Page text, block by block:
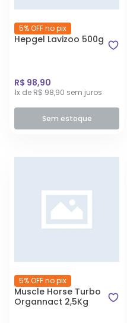
5% OFF no pix
Hepgel Lavizoo 500g
R$ 98,90
1x de R$ 98,90 sem juros
Sem estoque
5% OFF no pix
Muscle Horse Turbo
Organnact 2,5Kg